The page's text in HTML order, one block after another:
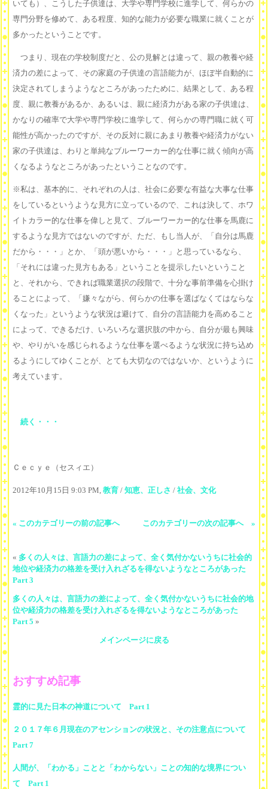
いても）、こうした子供達は、大学や専門学校に進学して、何らかの
専門分野を修めて、ある程度、知的な能力が必要な職業に就くことが
多かったということです。
つまり、現在の学校制度だと、公の見解とは違って、親の教養や経
済力の差によって、その家庭の子供達の言語能力が、ほぼ半自動的に
決定されてしまうようなところがあったために、結果として、ある程
度、親に教養があるか、あるいは、親に経済力がある家の子供達は、
かなりの確率で大学や専門学校に進学して、何らかの専門職に就く可
能性が高かったのですが、その反対に親にあまり教養や経済力がない
家の子供達は、わりと単純なブルーワーカー的な仕事に就く傾向が高
くなるようなところがあったということなのです。
※私は、基本的に、それぞれの人は、社会に必要な有益な大事な仕事
をしているというような見方に立っているので、これは決して、ホワ
イトカラー的な仕事を偉しと見て、ブルーワーカー的な仕事を馬鹿に
するような見方ではないのですが、ただ、もし当人が、「自分は馬鹿
だから・・・」とか、「頭が悪いから・・・」と思っているなら、
「それには違った見方もある」ということを提示したいということ
と、それから、できれば職業選択の段階で、十分な事前準備を心掛け
ることによって、「嫌々ながら、何らかの仕事を選ばなくてはならな
くなった」というような状況は避けて、自分の言語能力を高めること
によって、できるだけ、いろいろな選択肢の中から、自分が最も興味
や、やりがいを感じられるような仕事を選べるような状況に持ち込め
るようにしてゆくことが、とても大切なのではないか、というように
考えています。
続く・・・
Ｃｅｃｙｅ（セスィエ）
2012年10月15日 9:03 PM, 教育 / 知恵、正しさ / 社会、文化
« このカテゴリーの前の記事へ このカテゴリーの次の記事へ »
« 多くの人々は、言語力の差によって、全く気付かないうちに社会的
地位や経済力の格差を受け入れざるを得ないようなところがあった
Part 3
多くの人々は、言語力の差によって、全く気付かないうちに社会的地
位や経済力の格差を受け入れざるを得ないようなところがあった
Part 5 »
メインページに戻る
おすすめ記事
霊的に見た日本の神道について Part 1
２０１７年６月現在のアセンションの状況と、その注意点について
Part 7
人間が、「わかる」ことと「わからない」ことの知的な境界につい
て Part 1